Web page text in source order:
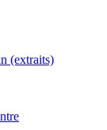
(extraits)